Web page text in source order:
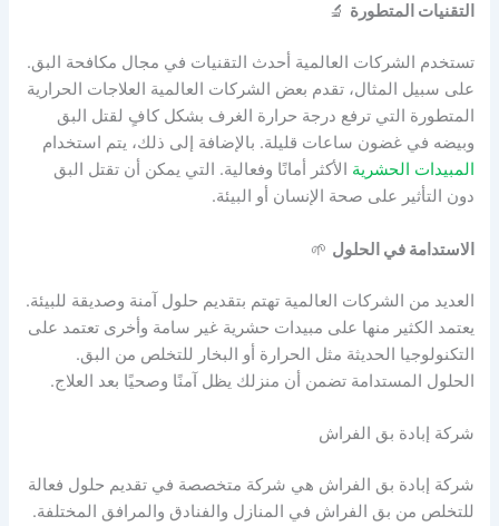
التقنيات المتطورة 🔬
تستخدم الشركات العالمية أحدث التقنيات في مجال مكافحة البق.
على سبيل المثال، تقدم بعض الشركات العالمية العلاجات الحرارية
المتطورة التي ترفع درجة حرارة الغرف بشكل كافٍ لقتل البق
وبيضه في غضون ساعات قليلة. بالإضافة إلى ذلك، يتم استخدام
المبيدات الحشرية الأكثر أمانًا وفعالية. التي يمكن أن تقتل البق
دون التأثير على صحة الإنسان أو البيئة.
الاستدامة في الحلول 🌱
العديد من الشركات العالمية تهتم بتقديم حلول آمنة وصديقة للبيئة.
يعتمد الكثير منها على مبيدات حشرية غير سامة وأخرى تعتمد على
التكنولوجيا الحديثة مثل الحرارة أو البخار للتخلص من البق.
الحلول المستدامة تضمن أن منزلك يظل آمنًا وصحيًا بعد العلاج.
شركة إبادة بق الفراش
شركة إبادة بق الفراش هي شركة متخصصة في تقديم حلول فعالة
للتخلص من بق الفراش في المنازل والفنادق والمرافق المختلفة.